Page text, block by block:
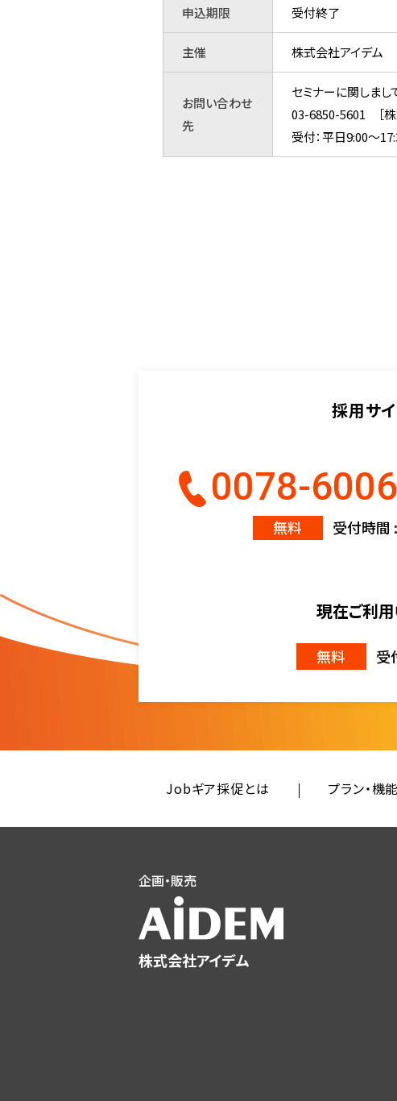
申込期限 受付終了
主催 株式会社アイデム
お問い合わせ
先
セミナーに関しまし
03-6850-5601 ［株
受付：平日9:00～
採用サ
0078-
無料 受付時間
現在ご利
無料 受
Jobギア採促とは プラン・機能
企画・販売
株式会社アイデム